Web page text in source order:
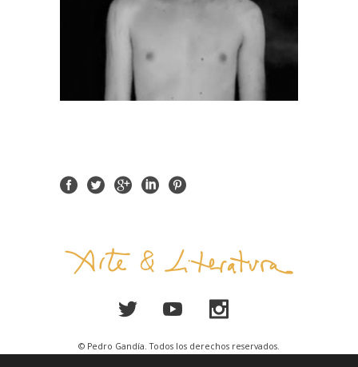
© Pedro Gandía. Todos los derechos reservados.